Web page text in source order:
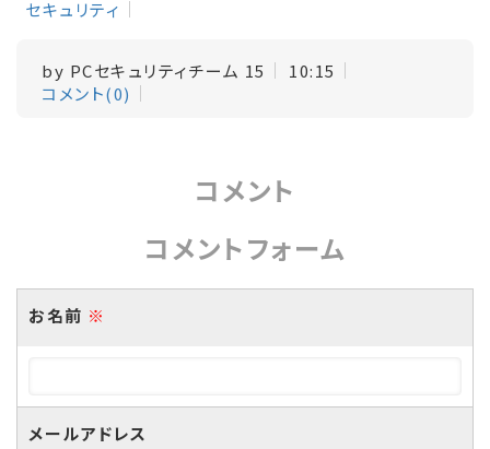
セキュリティ
by PCセキュリティチーム 15
10:15
コメント(0)
コメント
コメントフォーム
お名前 ※
メールアドレス